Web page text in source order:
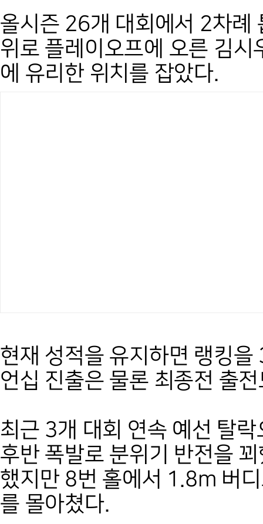
올시즌 26개 대회에서 2차
위로 플레이오프에 오른 김
에 유리한 위치를 잡았다.
현재 성적을 유지하면 랭킹
언십 진출은 물론 최종전 출
최근 3개 대회 연속 예선 탈
후반 폭발로 분위기 반전을
했지만 8번 홀에서 1.8m 버
를 몰아쳤다.